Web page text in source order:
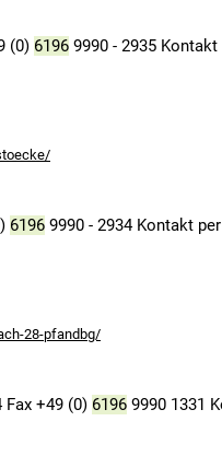
(0) 6196 9990 - 2935
6196 9990 - 2934 Kontakt
28-pfandbg/
Fax +49 (0) 6196 9990 1331